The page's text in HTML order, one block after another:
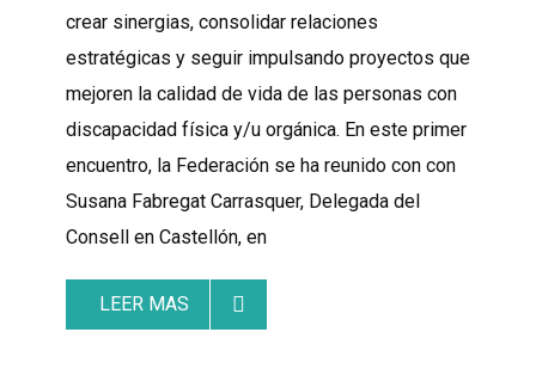
crear sinergias, consolidar relaciones
estratégicas y seguir impulsando proyectos que
mejoren la calidad de vida de las personas con
discapacidad física y/u orgánica. En este primer
encuentro, la Federación se ha reunido con con
Susana Fabregat Carrasquer, Delegada del
Consell en Castellón, en
LEER MAS